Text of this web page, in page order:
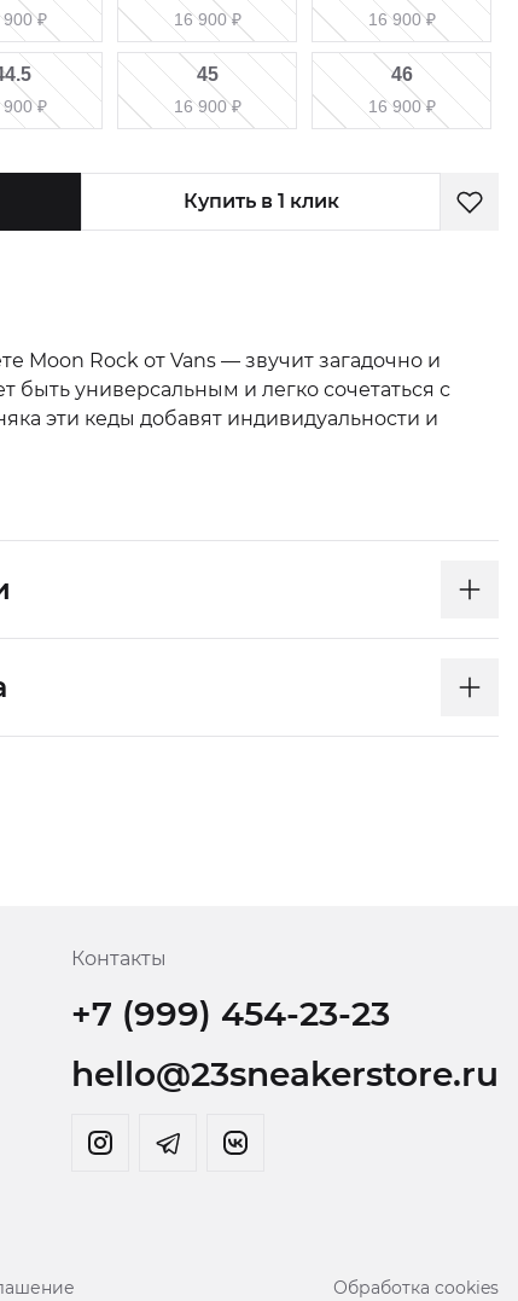
900₽ 16 900₽ 16 900₽
900₽
45
16 900₽
46
16 900₽
Купить в 1 клик
Moon Rock от Vans — звучит загадочно и
быть универсальным и легко сочетаться с
эти кеды добавят индивидуальности и
Контакты
+7 (999) 454-23-23
hello@23sneakerstore.ru
Обработка cookies